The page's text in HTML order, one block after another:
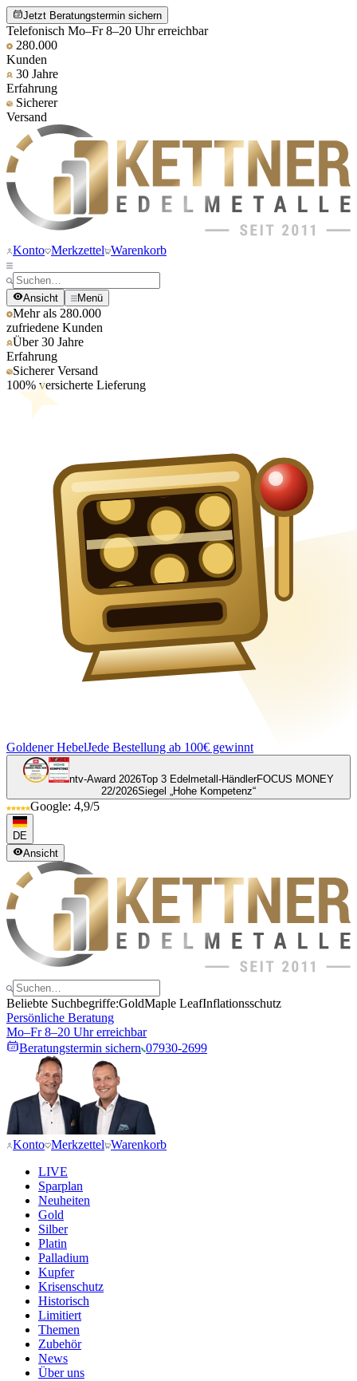
Jetzt Beratungstermin sichern
Telefonisch Mo–Fr 8–20 Uhr erreichbar
280.000
Kunden
30 Jahre
Erfahrung
Sicherer
Versand
Konto Merkzettel Warenkorb
Ansicht Menü
Mehr als 280.000
zufriedene Kunden
Über 30 Jahre
Erfahrung
Sicherer Versand
100% versicherte Lieferung
Goldener HebelJede Bestellung ab 100€ gewinnt
ntv-Award 2026Top 3 Edelmetall-HändlerFOCUS MONEY
22/2026Siegel „Hohe Kompetenz“
Google: 4,9/5
DE
Ansicht
Beliebte Suchbegriffe:GoldMaple LeafInflationsschutz
Persönliche Beratung
Mo–Fr 8–20 Uhr erreichbar
Beratungstermin sichern 07930-2699
Konto Merkzettel Warenkorb
LIVE
Sparplan
Neuheiten
Gold
Silber
Platin
Palladium
Kupfer
Krisenschutz
Historisch
Limitiert
Themen
Zubehör
News
Über uns